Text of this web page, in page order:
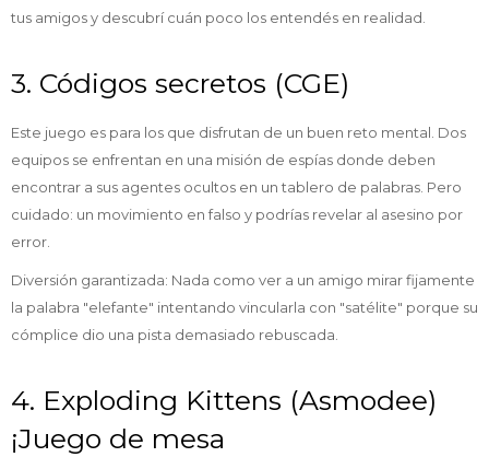
tus amigos y descubrí cuán poco los entendés en realidad.
3. Códigos secretos (CGE)
Este juego es para los que disfrutan de un buen reto mental. Dos
equipos se enfrentan en una misión de espías donde deben
encontrar a sus agentes ocultos en un tablero de palabras. Pero
cuidado: un movimiento en falso y podrías revelar al asesino por
error.
Diversión garantizada: Nada como ver a un amigo mirar fijamente
la palabra "elefante" intentando vincularla con "satélite" porque su
cómplice dio una pista demasiado rebuscada.
4. Exploding Kittens (Asmodee)
¡Juego de mesa